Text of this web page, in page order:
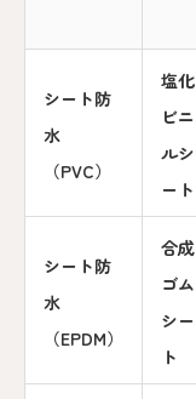
シート防
水
（PVC）
塩化
ビニ
ルシ
ート
シート防
水
（EPDM）
合成
ゴム
シー
ト